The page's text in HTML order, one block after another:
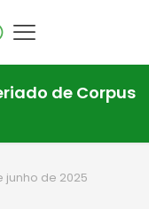
de Corpus
junho de 2025